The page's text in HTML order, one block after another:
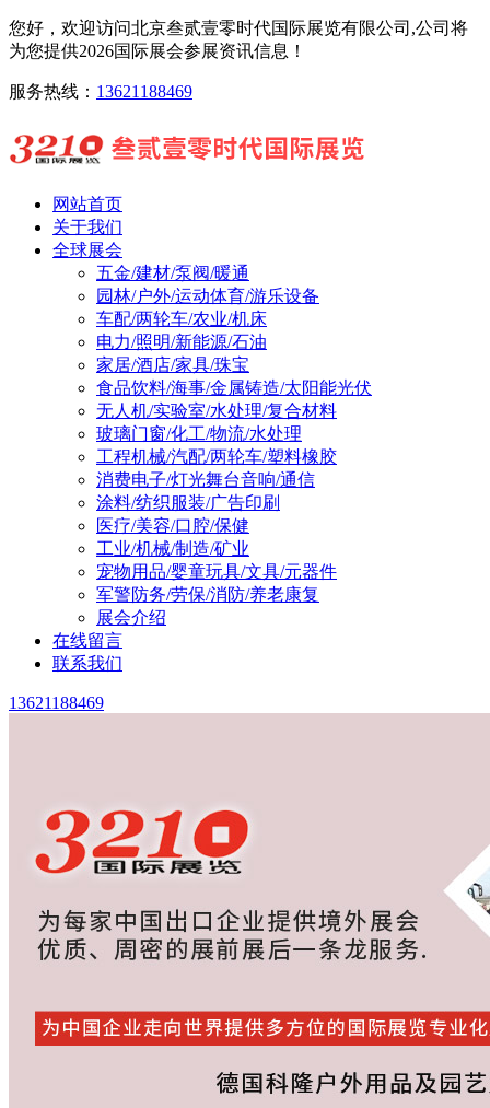
您好，欢迎访问北京叁贰壹零时代国际展览有限公司,公司将
为您提供2026国际展会参展资讯信息！
服务热线： 13621188469
网站首页
关于我们
全球展会
五金/建材/泵阀/暖通
园林/户外/运动体育/游乐设备
车配/两轮车/农业/机床
电力/照明/新能源/石油
家居/酒店/家具/珠宝
食品饮料/海事/金属铸造/太阳能光伏
无人机/实验室/水处理/复合材料
玻璃门窗/化工/物流/水处理
工程机械/汽配/两轮车/塑料橡胶
消费电子/灯光舞台音响/通信
涂料/纺织服装/广告印刷
医疗/美容/口腔/保健
工业/机械/制造/矿业
宠物用品/婴童玩具/文具/元器件
军警防务/劳保/消防/养老康复
展会介绍
在线留言
联系我们
13621188469